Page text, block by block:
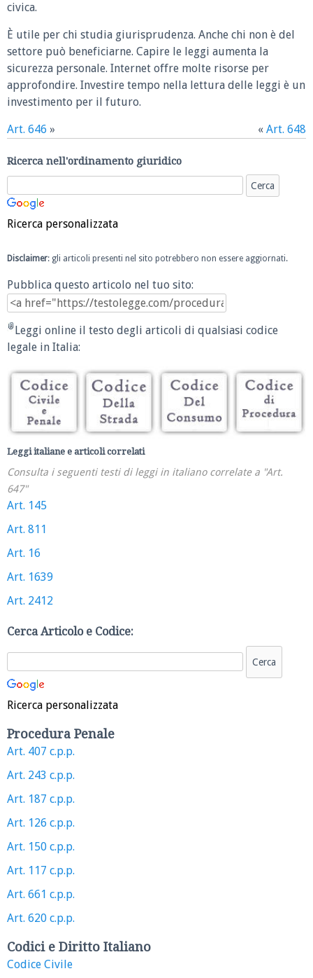
civica.
È utile per chi studia giurisprudenza. Anche chi non è del
settore può beneficiarne. Capire le leggi aumenta la
sicurezza personale. Internet offre molte risorse per
approfondire. Investire tempo nella lettura delle leggi è un
investimento per il futuro.
Art. 646 » « Art. 648
Ricerca nell'ordinamento giuridico
Ricerca personalizzata
Disclaimer: gli articoli presenti nel sito potrebbero non essere aggiornati.
Pubblica questo articolo nel tuo sito:
Leggi online il testo degli articoli di qualsiasi codice
legale in Italia:
Leggi italiane e articoli correlati
Consulta i seguenti testi di leggi in italiano correlate a "Art.
647"
Art. 145
Art. 811
Art. 16
Art. 1639
Art. 2412
Cerca Articolo e Codice:
Ricerca personalizzata
Procedura Penale
Art. 407 c.p.p.
Art. 243 c.p.p.
Art. 187 c.p.p.
Art. 126 c.p.p.
Art. 150 c.p.p.
Art. 117 c.p.p.
Art. 661 c.p.p.
Art. 620 c.p.p.
Codici e Diritto Italiano
Codice Civile